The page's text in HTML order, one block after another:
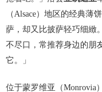
（Alsace）地区的经典薄
萨，却又比披萨轻巧细緻
不尽口，常推荐身边的朋
它。」
位于蒙罗维亚（Monrovia